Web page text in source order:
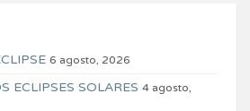
6 agosto, 2026
ECLIPSES SOLARES 4 agosto,